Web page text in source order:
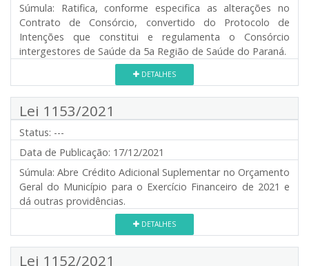
Súmula: Ratifica, conforme especifica as alterações no
Contrato de Consórcio, convertido do Protocolo de
Intenções que constitui e regulamenta o Consórcio
intergestores de Saúde da 5a Região de Saúde do Paraná.
DETALHES
Lei 1153/2021
Status: ---
Data de Publicação: 17/12/2021
Súmula: Abre Crédito Adicional Suplementar no Orçamento
Geral do Município para o Exercício Financeiro de 2021 e
dá outras providências.
DETALHES
Lei 1152/2021